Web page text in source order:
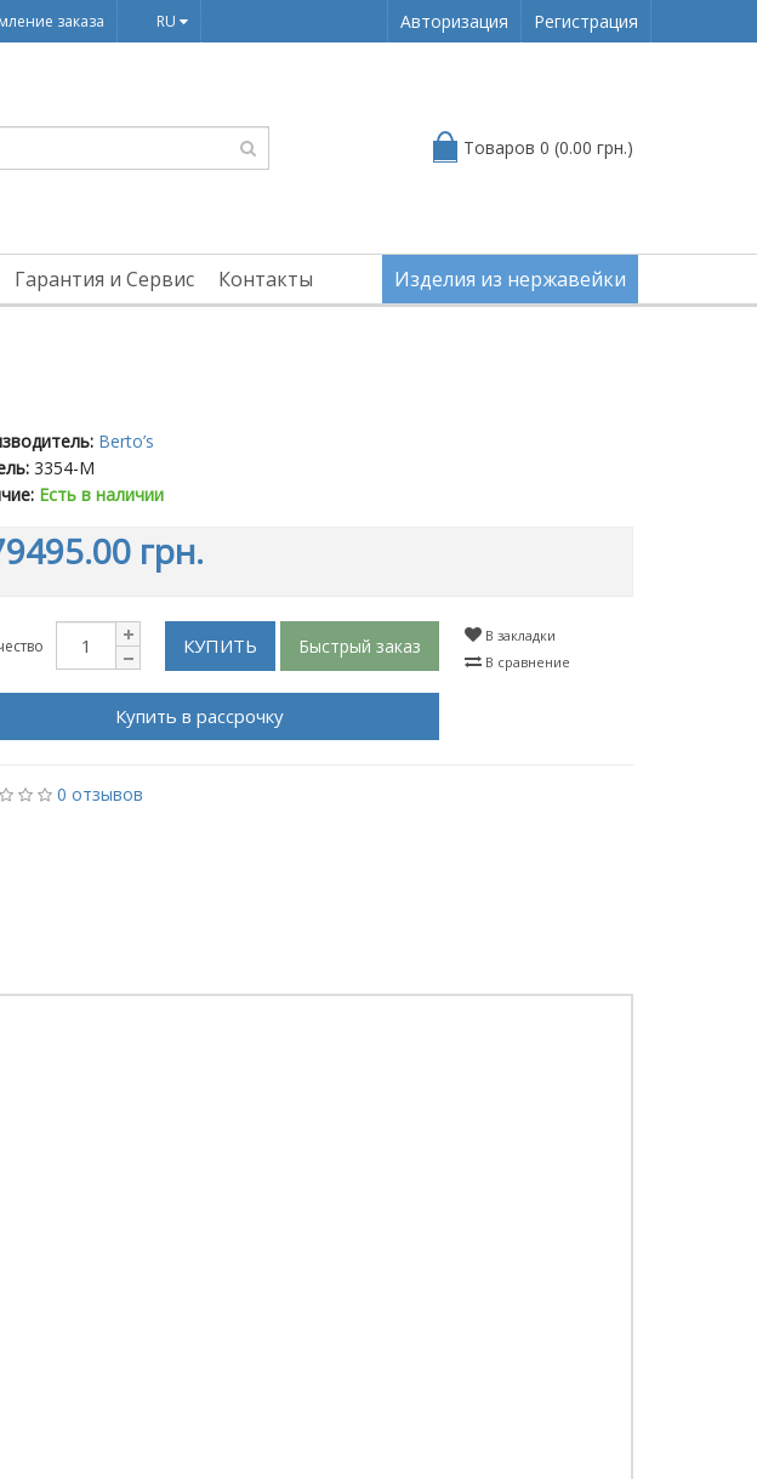
заказа RU Авторизация Регистрация
Товаров 0 (0.00 грн.)
Гарантия и Сервис Контакты Изделия из нержавейки
Berto’s
3354-M
Есть в наличии
грн.
КУПИТЬ Быстрый заказ
Купить в рассрочку
В закладки
В сравнение
0 отзывов